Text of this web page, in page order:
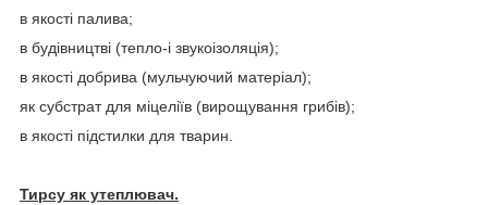
в якості палива;
в будівництві (тепло-і звукоізоляція);
в якості добрива (мульчуючий матеріал);
як субстрат для міцеліїв (вирощування грибів);
в якості підстилки для тварин.
Тирсу як утеплювач.